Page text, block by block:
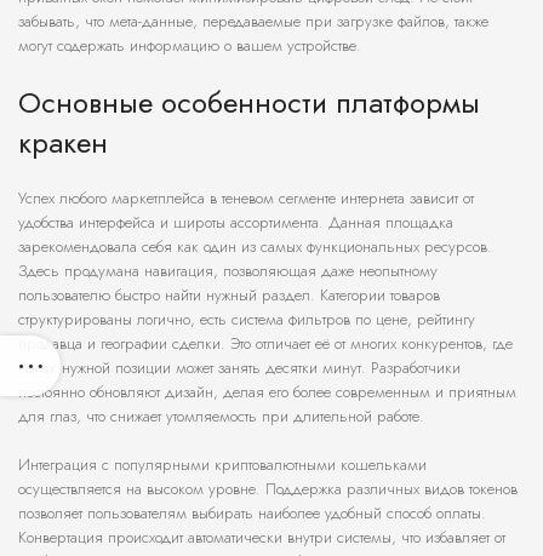
забывать, что мета-данные, передаваемые при загрузке файлов, также
могут содержать информацию о вашем устройстве.
Основные особенности платформы
кракен
Успех любого маркетплейса в теневом сегменте интернета зависит от
удобства интерфейса и широты ассортимента. Данная площадка
зарекомендовала себя как один из самых функциональных ресурсов.
Здесь продумана навигация, позволяющая даже неопытному
пользователю быстро найти нужный раздел. Категории товаров
структурированы логично, есть система фильтров по цене, рейтингу
продавца и географии сделки. Это отличает её от многих конкурентов, где
поиск нужной позиции может занять десятки минут. Разработчики
постоянно обновляют дизайн, делая его более современным и приятным
для глаз, что снижает утомляемость при длительной работе.
Интеграция с популярными криптовалютными кошельками
осуществляется на высоком уровне. Поддержка различных видов токенов
позволяет пользователям выбирать наиболее удобный способ оплаты.
Конвертация происходит автоматически внутри системы, что избавляет от